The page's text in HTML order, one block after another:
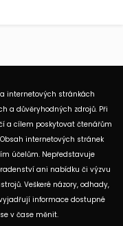
internetových stránkách
a důvěryhodných zdrojů. Při
a cílem poskytovat čtenářům
internetových stránek
účelům. Nepředstavuje
ani nabídku či výzvu
Veškeré názory, odhady,
informace dostupné
v čase měnit.